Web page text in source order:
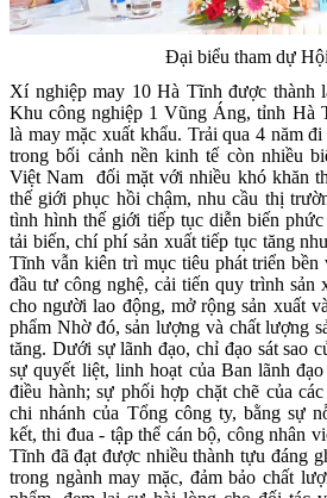
Đại biểu tham dự
Xí nghiệp may 10 Hà Tĩnh được thành
Khu công nghiệp 1 Vũng Áng, tỉnh Hà
là may mặc xuất khẩu. Trải qua 4 năm
trong bối cảnh nền kinh tế còn nhiều
Việt Nam đối mặt với nhiều khó khăn
thế giới phục hồi chậm, nhu cầu thị
tình hình thế giới tiếp tục diễn biến
tải biến, chí phí sản xuất tiếp tục tăng
Tĩnh vẫn kiên trì mục tiêu phát triển bền
đầu tư công nghệ, cải tiến quy trình sản
cho người lao động, mở rộng sản xuất
phẩm Nhờ đó, sản lượng và chất lượng
tăng. Dưới sự lãnh đạo, chỉ đạo sát sao
sự quyết liệt, linh hoạt của Ban lãnh
điều hành; sự phối hợp chặt chẽ của
chi nhánh của Tổng công ty, bằng sự
kết, thi đua - tập thể cán bộ, công nhân
Tĩnh đã đạt được nhiều thành tựu đáng
trong ngành may mặc, đảm bảo chất